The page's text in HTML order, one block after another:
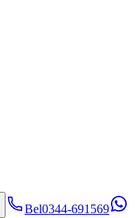
Bel0344-691569